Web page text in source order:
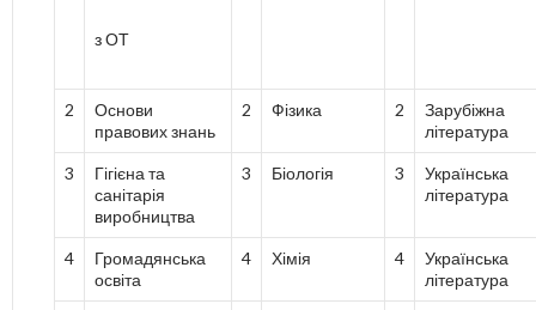
з ОТ
2
Основи
правових знань
2 Фізика 2
Зарубіжна
література
3
Гігієна та
санітарія
виробництва
3 Біологія 3
Українська
література
4
Громадянська
освіта
4 Хімія 4
Українська
література